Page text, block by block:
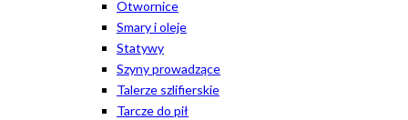
Otwornice
Smary i oleje
Statywy
Szyny prowadzące
Talerze szlifierskie
Tarcze do pił